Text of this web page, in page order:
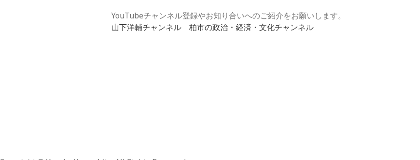
YouTubeチャンネル登録やお知り合いへのご紹介をお願いします。
山下洋輔チャンネル 柏市の政治・経済・文化チャンネル